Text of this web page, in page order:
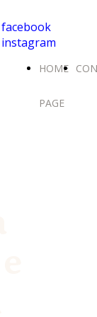
facebook
instagram
HOME
PAGE